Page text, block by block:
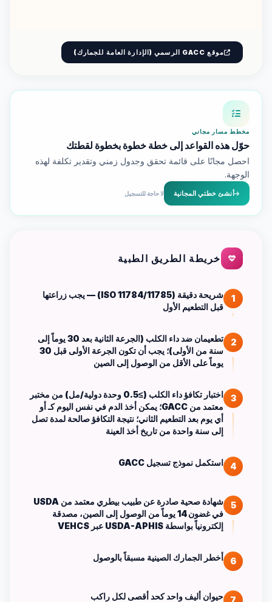
موقع GACC الرسمي (الإدارة العامة للجمارك)
مخطط مسار مجاني
حوّل هذه القواعد إلى خطة خطوة بخطوة لقطتك
احصل مجانًا على قائمة تحقق وجدول زمني وتقدير تكلفة لهذه
الوجهة.
أنشئ خطتي المجانية لا حاجة للتسجيل
خريطة الطريق الطبية
1
شريحة دقيقة (ISO 11784/11785) — يجب زراعتها
قبل التطعيم الأول
2
تطعيمان ضد داء الكلب (الجرعة الثانية بعد 30 يوماً إلى
سنة من الأولى)؛ يجب أن تكون الجرعة الأولى قبل 30
يوماً على الأقل من الوصول إلى الصين
3
اختبار تكافؤ داء الكلب (≥0.5 وحدة دولية/مل) من مختبر
معتمد من GACC؛ يمكن أخذ الدم في نفس اليوم كـ أو
أي يوم بعد التطعيم الثاني؛ نتيجة التكافؤ صالحة لمدة تصل
إلى سنة واحدة من تاريخ أخذ العينة
4 استكمل نموذج تسجيل GACC
5
شهادة صحية صادرة عن طبيب بيطري معتمد من USDA
في غضون 14 يوماً من الوصول إلى الصين، مصدقة
إلكترونياً بواسطة USDA-APHIS عبر VEHCS
6 أخطر الجمارك الصينية مسبقاً بالوصول
7 حيوان أليف واحد كحد أقصى لكل راكب